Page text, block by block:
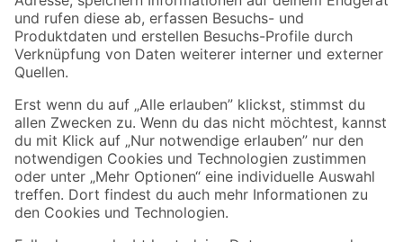
Zahlungsarten Versandarten
Sicher einkaufen
Jetzt die toom-App herunterladen